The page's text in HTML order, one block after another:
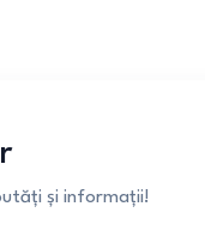
și informații!